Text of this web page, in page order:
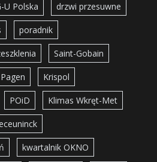
U Polska drzwi przesuwne
poradnik
Saint-Gobain
Pagen Krispol
POiD Klimas Wkręt-Met
kwartalnik OKNO